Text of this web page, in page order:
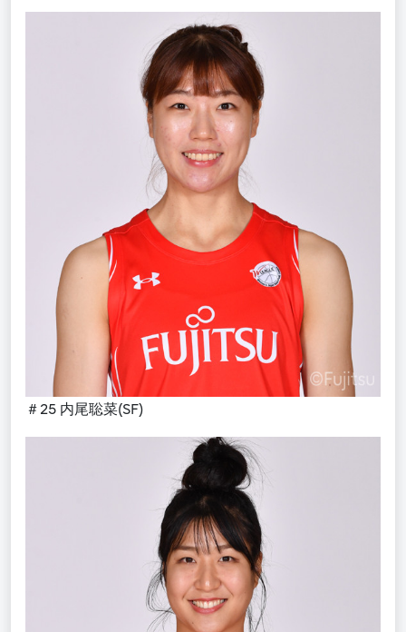
＃25 内尾聡菜(SF)